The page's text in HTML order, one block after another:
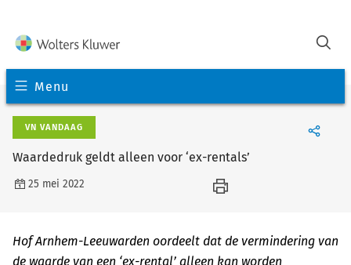
Menu
VN VANDAAG
Waardedruk geldt alleen voor ‘ex-rentals’
25 mei 2022
Hof Arnhem-Leeuwarden oordeelt dat de vermindering van
de waarde van een ‘ex-rental’ alleen kan worden